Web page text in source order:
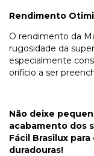
Rendimento
O rendimento da
rugosidade da
especialmente
orifício a ser
Não deixe
acabamento dos
Fácil Brasilux
duradouras!